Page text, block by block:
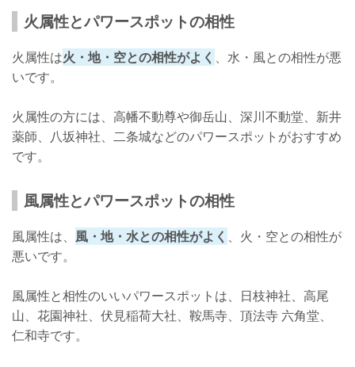
火属性とパワースポットの相性
火属性は火・地・空との相性がよく 、水・風との相性が悪
いです。
火属性の方には、高幡不動尊や御岳山、深川不動堂、新井
薬師、八坂神社、二条城などのパワースポットがおすすめ
です。
風属性とパワースポットの相性
風属性は、 風・地・水との相性がよく 、火・空との相性が
悪いです。
風属性と相性のいいパワースポットは、日枝神社、高尾
山、花園神社、伏見稲荷大社、鞍馬寺、頂法寺 六角堂、
仁和寺です。